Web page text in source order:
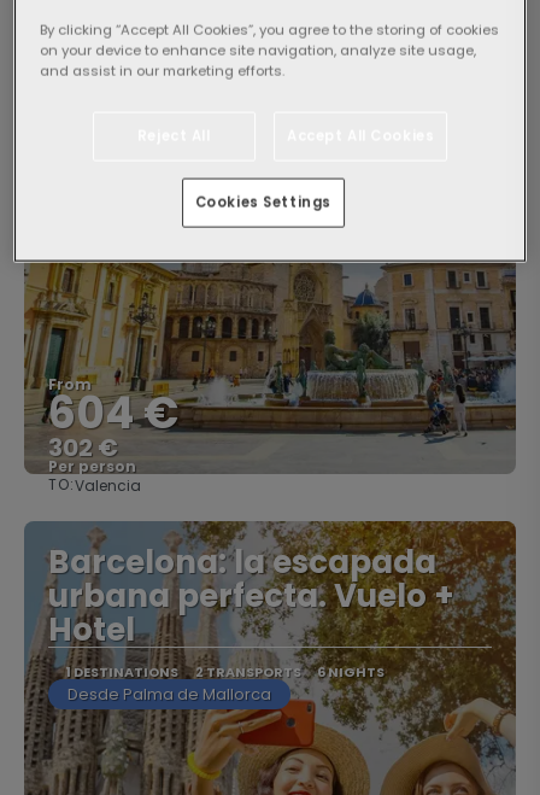
y modernidad. Vuelo +
Hotel
From
604 €
302 €
Per person
TO:Valencia
Barcelona: la escapada
urbana perfecta. Vuelo +
Hotel
1 DESTINATIONS 2 TRANSPORTS 6 NIGHTS
Desde Palma de Mallorca
By clicking “Accept All Cookies”, you agree to the storing of cookies
on your device to enhance site navigation, analyze site usage,
and assist in our marketing efforts.
Cookies Settings